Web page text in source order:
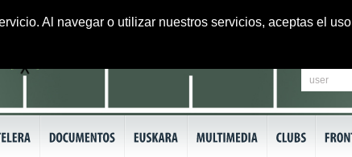
Al navegar o utilizar nuestros servicios, aceptas el